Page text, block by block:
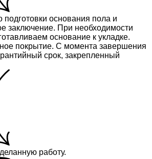
основания пола и
заключение. При необходимости
основание к укладке.
покрытие. С момента завершения
срок, закрепленный
работу.